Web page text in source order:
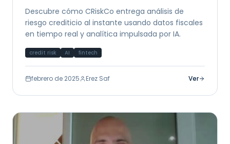
Descubre cómo CRiskCo entrega análisis de
riesgo crediticio al instante usando datos fiscales
en tiempo real y analítica impulsada por IA.
credit risk AI fintech
febrero de 2025 Erez Saf Ver